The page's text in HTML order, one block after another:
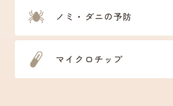
ノミ・ダニの予防
マイクロチップ